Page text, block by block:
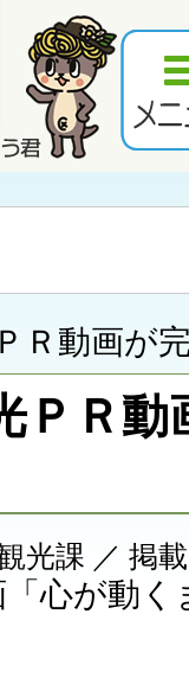
Ｒ動画が
ＰＲ動
光課 ／ 掲
心が動く